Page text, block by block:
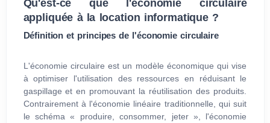
Qu'est-ce que l'économie circulaire
appliquée à la location informatique ?
Définition et principes de l'économie circulaire
L'économie circulaire est un modèle économique qui vise
à optimiser l'utilisation des ressources en réduisant le
gaspillage et en promouvant la réutilisation des produits.
Contrairement à l'économie linéaire traditionnelle, qui suit
le schéma « produire, consommer, jeter », l'économie